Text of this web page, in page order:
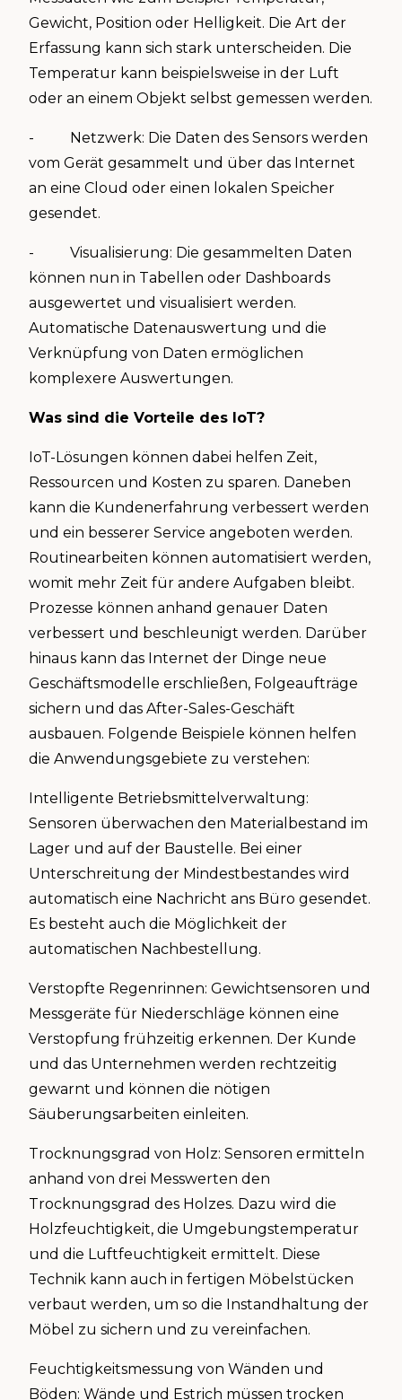
Gewicht, Position oder Helligkeit. Die Art der
Erfassung kann sich stark unterscheiden. Die
Temperatur kann beispielsweise in der Luft
oder an einem Objekt selbst gemessen werden.
- Netzwerk: Die Daten des Sensors werden
vom Gerät gesammelt und über das Internet
an eine Cloud oder einen lokalen Speicher
gesendet.
- Visualisierung: Die gesammelten Daten
können nun in Tabellen oder Dashboards
ausgewertet und visualisiert werden.
Automatische Datenauswertung und die
Verknüpfung von Daten ermöglichen
komplexere Auswertungen.
Was sind die Vorteile des IoT?
IoT-Lösungen können dabei helfen Zeit,
Ressourcen und Kosten zu sparen. Daneben
kann die Kundenerfahrung verbessert werden
und ein besserer Service angeboten werden.
Routinearbeiten können automatisiert werden,
womit mehr Zeit für andere Aufgaben bleibt.
Prozesse können anhand genauer Daten
verbessert und beschleunigt werden. Darüber
hinaus kann das Internet der Dinge neue
Geschäftsmodelle erschließen, Folgeaufträge
sichern und das After-Sales-Geschäft
ausbauen. Folgende Beispiele können helfen
die Anwendungsgebiete zu verstehen:
Intelligente Betriebsmittelverwaltung:
Sensoren überwachen den Materialbestand im
Lager und auf der Baustelle. Bei einer
Unterschreitung der Mindestbestandes wird
automatisch eine Nachricht ans Büro gesendet.
Es besteht auch die Möglichkeit der
automatischen Nachbestellung.
Verstopfte Regenrinnen: Gewichtsensoren und
Messgeräte für Niederschläge können eine
Verstopfung frühzeitig erkennen. Der Kunde
und das Unternehmen werden rechtzeitig
gewarnt und können die nötigen
Säuberungsarbeiten einleiten.
Trocknungsgrad von Holz: Sensoren ermitteln
anhand von drei Messwerten den
Trocknungsgrad des Holzes. Dazu wird die
Holzfeuchtigkeit, die Umgebungstemperatur
und die Luftfeuchtigkeit ermittelt. Diese
Technik kann auch in fertigen Möbelstücken
verbaut werden, um so die Instandhaltung der
Möbel zu sichern und zu vereinfachen.
Feuchtigkeitsmessung von Wänden und
Böden: Wände und Estrich müssen trocken